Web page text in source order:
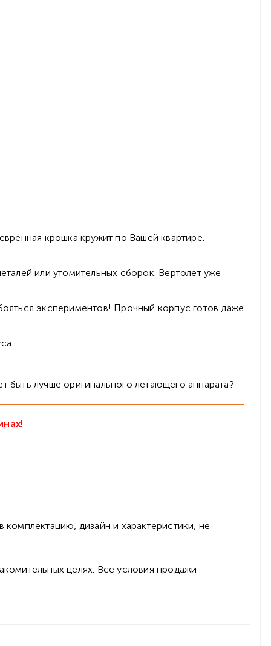
крошка кружит по Вашей квартире.
или утомительных сборок. Вертолет уже
экспериментов! Прочный корпус готов даже
лучше оригинального летающего аппарата?
дизайн и характеристики, не
целях. Все условия продажи